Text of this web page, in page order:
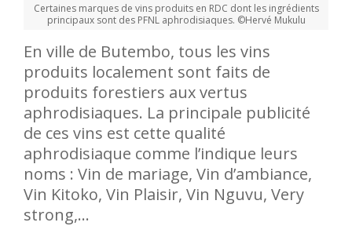
Certaines marques de vins produits en RDC dont les ingrédients
principaux sont des PFNL aphrodisiaques. ©Hervé Mukulu
En ville de Butembo, tous les vins
produits localement sont faits de
produits forestiers aux vertus
aphrodisiaques. La principale publicité
de ces vins est cette qualité
aphrodisiaque comme l’indique leurs
noms : Vin de mariage, Vin d’ambiance,
Vin Kitoko, Vin Plaisir, Vin Nguvu, Very
strong,…